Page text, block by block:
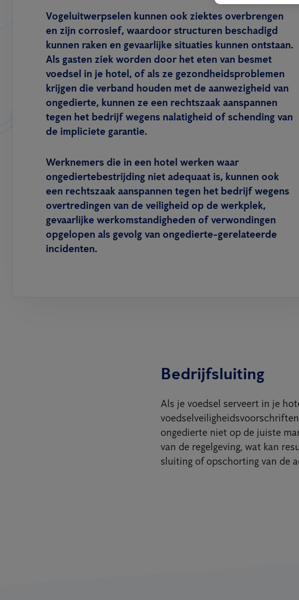
Vogeluitwerpselen kunnen ook ziektes overbrengen
en zijn corrosief, waardoor structuren beschadigd
kunnen raken en gevaarlijke situaties kunnen ontstaan.
Als gasten ziek worden door het eten van besmet
voedsel in je hotel, of als ze gezondheidsproblemen
krijgen die verband houden met de aanwezigheid van
ongedierte, kunnen ze een rechtszaak aanspannen
tegen het bedrijf wegens nalatigheid of schending van
de impliciete garantie.
Werknemers die in een hotel werken waar
ongediertebestrijding niet adequaat is, kunnen ook
een rechtszaak aanspannen tegen het bedrijf wegens
overtredingen van de veiligheid op de werkplek,
gevaarlijke werkomstandigheden of verwondingen
opgelopen als gevolg van ongedierte-gerelateerde
incidenten.
Bedrijfsluiting
Als je voedsel serveert in je
ongedierte niet op de juiste
van de regelgeving, wat kan
sluiting of opschorting van de